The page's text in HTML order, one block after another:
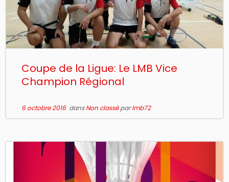
Coupe de la Ligue: Le LMB Vice
Champion Régional
6 octobre 2016dansNon classéparlmb72